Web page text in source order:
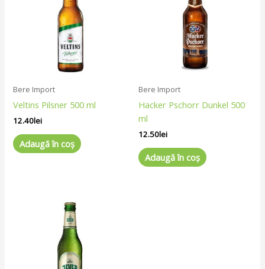
Bere Import
Veltins Pilsner 500 ml
12.40lei
Adaugă în coș
Bere Import
Hacker Pschorr Dunkel 500
ml
12.50lei
Adaugă în coș